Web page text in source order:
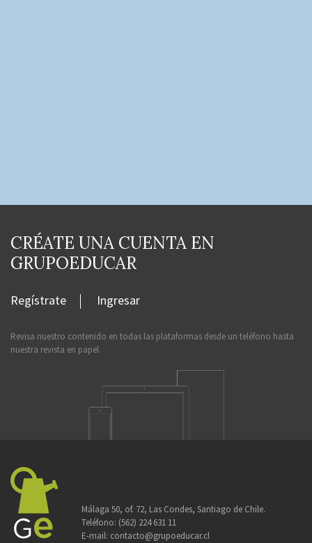
CRÉATE UNA CUENTA EN
GRUPOEDUCAR
Regístrate Ingresar
Revisa nuestro contenido en todas las plataformas desde un teléfono hasta
nuestra revista en papel.
Málaga 50, of. 72, Las Condes, Santiago de Chile.
Teléfono: (562) 224 631 11
E-mail: contacto@grupoeducar.cl